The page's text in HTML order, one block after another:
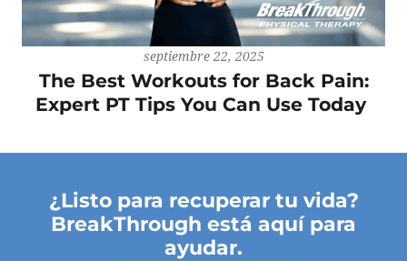
septiembre 22, 2025
The Best Workouts for Back Pain:
Expert PT Tips You Can Use Today
¿Listo para recuperar tu vida?
BreakThrough está aquí para
ayudar.